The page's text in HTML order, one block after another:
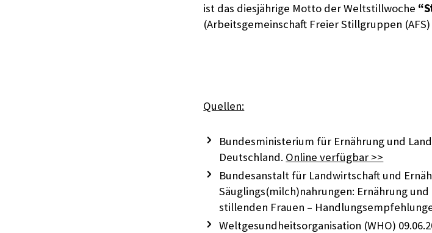
ist das diesjährige Motto der Weltstillwoche
(Arbeitsgemeinschaft Freier Stillgruppen (AFS)
Quellen:
Bundesministerium für Ernährung und
Deutschland. Online verfügbar >>
Bundesanstalt für Landwirtschaft und
Säuglings(milch)nahrungen: Ernährung
stillenden Frauen –
Weltgesundheitsorganisation (WHO)